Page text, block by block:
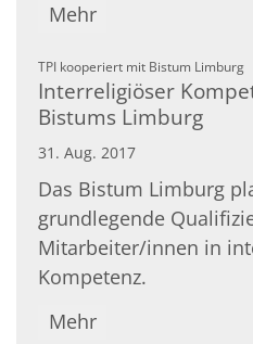
Mehr
TPI kooperiert mit Bistum Limburg:
Interreligiöser
Bistums Limburg
31. Aug. 2017
Das Bistum Limburg
grundlegende
Mitarbeiter/innen in
Kompetenz.
Mehr